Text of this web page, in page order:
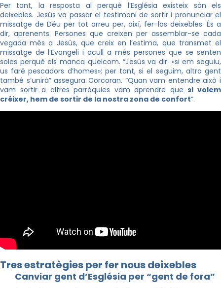
Per tant, la resposta al perquè l’Església existeix són els
deixebles. Jesús va passar el testimoni de sortir i pronunciar el
missatge de Déu per tot arreu per, així, fer-los deixebles. És a
dir, aprenents. Persones que creixen per assemblar-se cada
vegada més a Jesús, que creix en l’estima, que transmet el
missatge de l’Evangeli i acull a més persones que se senten
soles perquè els manca quelcom. “Jesús va dir: «si em seguiu,
us faré pescadors d’homes»; per tant, si el seguim, altra gent
també s’unirà” assegura Corcoran. “Quan vam entendre això i
vam sortir a altres parròquies vam aprendre quesi volem
créixer, hem de sortir de la nostra zona de confort”.
Tres estratègies per fer nous deixebles
Canviar gent d’Església per “gent de fora”